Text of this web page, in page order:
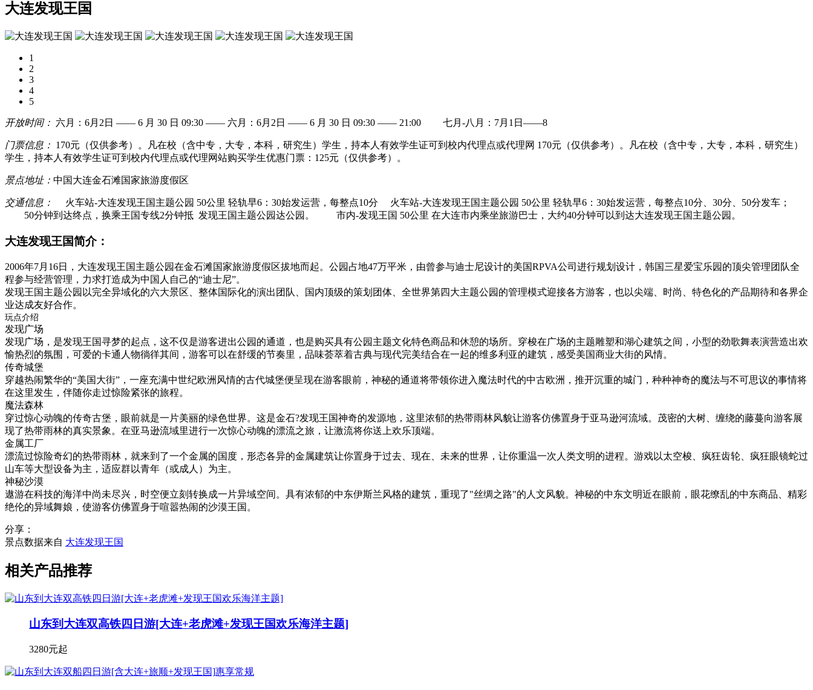
大连发现王国
1
2
3
4
5
开放时间： 六月：6月2日 —— 6 月 30 日 09:30 —— 六月：6月2日 —— 6 月 30 日 09:30 —— 21:00 七月-八月：7月1日——8
门票信息： 170元（仅供参考）。凡在校（含中专，大专，本科，研究生）学生，持本人有效学生证可到校内代理点或代理网 170元（仅供参考）。凡在校（含中专，大专，本科，研究生）
学生，持本人有效学生证可到校内代理点或代理网站购买学生优惠门票：125元（仅供参考）。
景点地址： 中国大连金石滩国家旅游度假区
交通信息： 火车站-大连发现王国主题公园 50公里 轻轨早6：30始发运营，每整点10分
火车站-大连发现王国主题公园 50公里 轻轨早6：30始发运营，每整点10分、30分、50分发车；
50分钟到达终点，换乘王国专线2分钟抵 发现王国主题公园达公园。 市内-发现王国 50公里 在大连市内乘坐旅游巴士，大约40分钟可以到达大连发现王国主题公园。
大连发现王国简介：
2006年7月16日，大连发现王国主题公园在金石滩国家旅游度假区拔地而起。公园占地47万平米，由曾参与迪士尼设计的美国RPVA公司进行规划设计，韩国三星爱宝乐园的顶尖管理团队全
程参与经营管理，力求打造成为中国人自己的“迪士尼”。
发现王国主题公园以完全异域化的六大景区、整体国际化的演出团队、国内顶级的策划团体、全世界第四大主题公园的管理模式迎接各方游客，也以尖端、时尚、特色化的产品期待和各界企
业达成友好合作。
玩点介绍
发现广场
发现广场，是发现王国寻梦的起点，这不仅是游客进出公园的通道，也是购买具有公园主题文化特色商品和休憩的场所。穿梭在广场的主题雕塑和湖心建筑之间，小型的劲歌舞表演营造出欢
愉热烈的氛围，可爱的卡通人物徜徉其间，游客可以在舒缓的节奏里，品味荟萃着古典与现代完美结合在一起的维多利亚的建筑，感受美国商业大街的风情。
传奇城堡
穿越热闹繁华的“美国大街”，一座充满中世纪欧洲风情的古代城堡便呈现在游客眼前，神秘的通道将带领你进入魔法时代的中古欧洲，推开沉重的城门，种种神奇的魔法与不可思议的事情将
在这里发生，伴随你走过惊险紧张的旅程。
魔法森林
穿过惊心动魄的传奇古堡，眼前就是一片美丽的绿色世界。这是金石?发现王国神奇的发源地，这里浓郁的热带雨林风貌让游客仿佛置身于亚马逊河流域。茂密的大树、缠绕的藤蔓向游客展
现了热带雨林的真实景象。在亚马逊流域里进行一次惊心动魄的漂流之旅，让激流将你送上欢乐顶端。
金属工厂
漂流过惊险奇幻的热带雨林，就来到了一个金属的国度，形态各异的金属建筑让你置身于过去、现在、未来的世界，让你重温一次人类文明的进程。游戏以太空梭、疯狂齿轮、疯狂眼镜蛇过
山车等大型设备为主，适应群以青年（或成人）为主。
神秘沙漠
遨游在科技的海洋中尚未尽兴，时空便立刻转换成一片异域空间。具有浓郁的中东伊斯兰风格的建筑，重现了"丝绸之路"的人文风貌。神秘的中东文明近在眼前，眼花缭乱的中东商品、精彩
绝伦的异域舞娘，使游客仿佛置身于喧嚣热闹的沙漠王国。
分享：
景点数据来自 大连发现王国
相关产品推荐
山东到大连双高铁四日游[大连+老虎滩+发现王国欢乐海洋主题]
3280元起